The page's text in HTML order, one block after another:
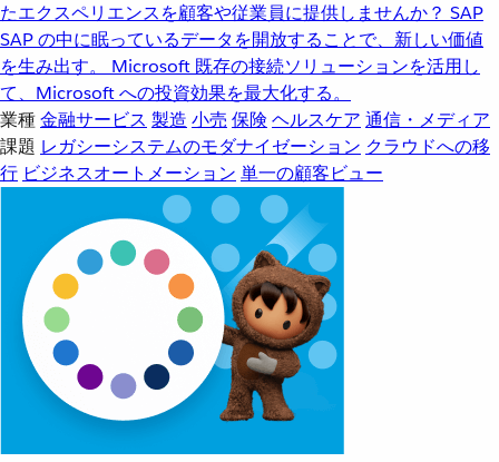
たエクスペリエンスを顧客や従業員に提供しませんか？ SAP
SAP の中に眠っているデータを開放することで、新しい価値
を生み出す。
Microsoft 既存の接続ソリューションを活用し
て、Microsoft への投資効果を最大化する。
業種金融サービス 製造 小売 保険 ヘルスケア 通信・メディア
課題 レガシーシステムのモダナイゼーション クラウドへの移
行 ビジネスオートメーション 単一の顧客ビュー